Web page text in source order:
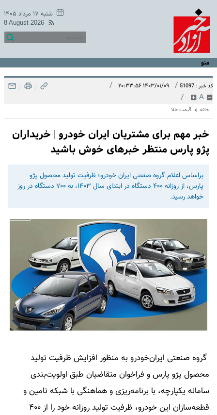
شنبه ۱۷ مرداد ۱۴۰۵
8 August 2026
منو
کد خبر : 51097 / ۱۴۰۳/۰۱/۰۹ ۲۰:۳۳:۵۶ /
A
/
/
/
خانه قیمت طلا
خبر مهم برای مشتریان ایران خودرو | خریداران
پژو پارس منتظر خبرهای خوش باشید
براساس اعلام گروه صنعتی ایران خودرو؛ ظرفیت تولید محصول پژو
پارس، از روزانه ۴۰۰ دستگاه در ابتدای سال ۱۴۰۳، به ۷۰۰ دستگاه در روز
خواهد رسید.
گروه صنعتی ایران‌خودرو به منظور افزایش ظرفیت تولید
محصول پژو پارس و فراخوان متقاضیان طبق اولویت‌بندی
سامانه یکپارچه، با برنامه‌ریزی و هماهنگی با شبکه تامین و
قطعه‌سازان این خودرو، ظرفیت تولید روزانه خود را از ۴۰۰